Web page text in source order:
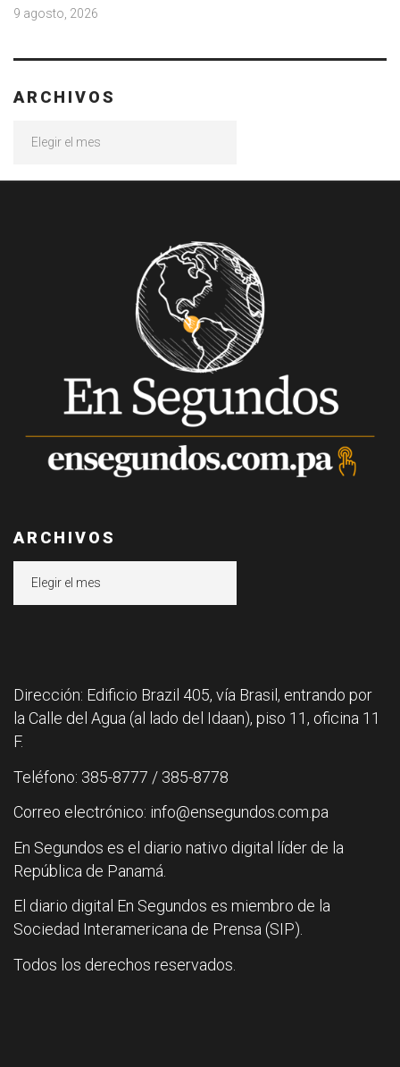
9 agosto, 2026
ARCHIVOS
ARCHIVOS
Dirección: Edificio Brazil 405, vía Brasil, entrando por
la Calle del Agua (al lado del Idaan), piso 11, oficina 11
F.
Teléfono: 385-8777 / 385-8778
Correo electrónico: info@ensegundos.com.pa
En Segundos es el diario nativo digital líder de la
República de Panamá.
El diario digital En Segundos es miembro de la
Sociedad Interamericana de Prensa (SIP).
Todos los derechos reservados.